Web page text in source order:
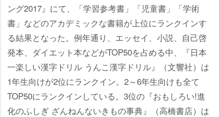
ング2017』にて、「学習参考書」「児童書」「学術
書」などのアカデミックな書籍が上位にランクインす
る結果となった。例年通り、エッセイ、小説、自己啓
発本、ダイエット本などがTOP50を占める中、『日本
一楽しい漢字ドリル うんこ漢字ドリル』（文響社）は
1年生向けが2位にランクイン。2～6年生向けも全て
TOP50にランクインしている。3位の『おもしろい!進
化のふしぎ ざんねんないきもの事典』（高橋書店）は